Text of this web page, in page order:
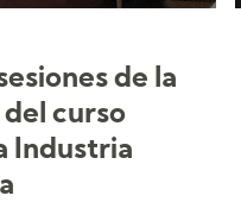
de la
curso
Industria